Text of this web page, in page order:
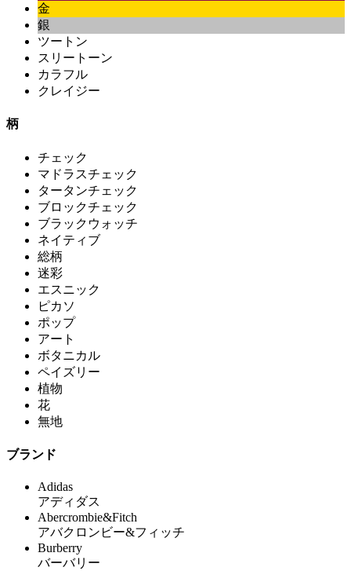
金
銀
ツートン
スリートーン
カラフル
クレイジー
柄
チェック
マドラスチェック
タータンチェック
ブロックチェック
ブラックウォッチ
ネイティブ
総柄
迷彩
エスニック
ピカソ
ポップ
アート
ボタニカル
ペイズリー
植物
花
無地
ブランド
Adidas
アディダス
Abercrombie&Fitch
アバクロンビー&フィッチ
Burberry
バーバリー